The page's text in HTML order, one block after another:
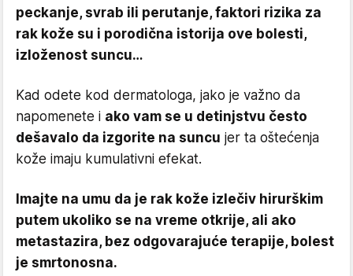
peckanje, svrab ili perutanje, faktori rizika za
rak kože su i porodična istorija ove bolesti,
izloženost suncu…
Kad odete kod dermatologa, jako je važno da
napomenete i ako vam se u detinjstvu često
dešavalo da izgorite na suncu jer ta oštećenja
kože imaju kumulativni efekat.
Imajte na umu da je rak kože izlečiv hirurškim
putem ukoliko se na vreme otkrije, ali ako
metastazira, bez odgovarajuće terapije, bolest
je smrtonosna.